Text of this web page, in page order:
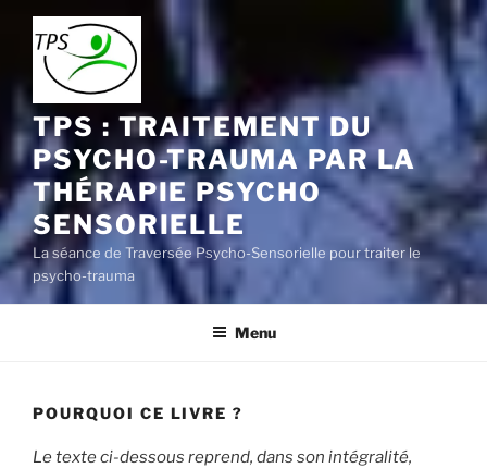
Aller
contenu
principal
TPS : TRAITEMENT DU
PSYCHO-TRAUMA PAR LA
THÉRAPIE PSYCHO
SENSORIELLE
La séance de Traversée Psycho-Sensorielle pour traiter le
psycho-trauma
Menu
POURQUOI CE LIVRE ?
Le texte ci-dessous reprend, dans son intégralité,